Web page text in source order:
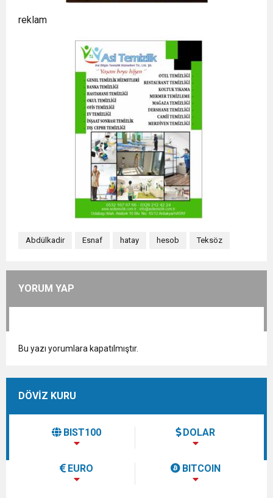
reklam
Abdülkadir Esnaf hatay hesob Teksöz
YORUM YAP
Bu yazı yorumlara kapatılmıştır.
DÖVİZ KURU
BIST100 DOLAR
EURO BITCOIN